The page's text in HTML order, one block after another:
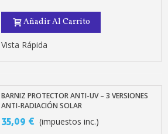
Añadir Al Carrito
Vista Rápida
BARNIZ PROTECTOR ANTI-UV – 3 VERSIONES
ANTI-RADIACIÓN SOLAR
35,09 € (impuestos inc.)